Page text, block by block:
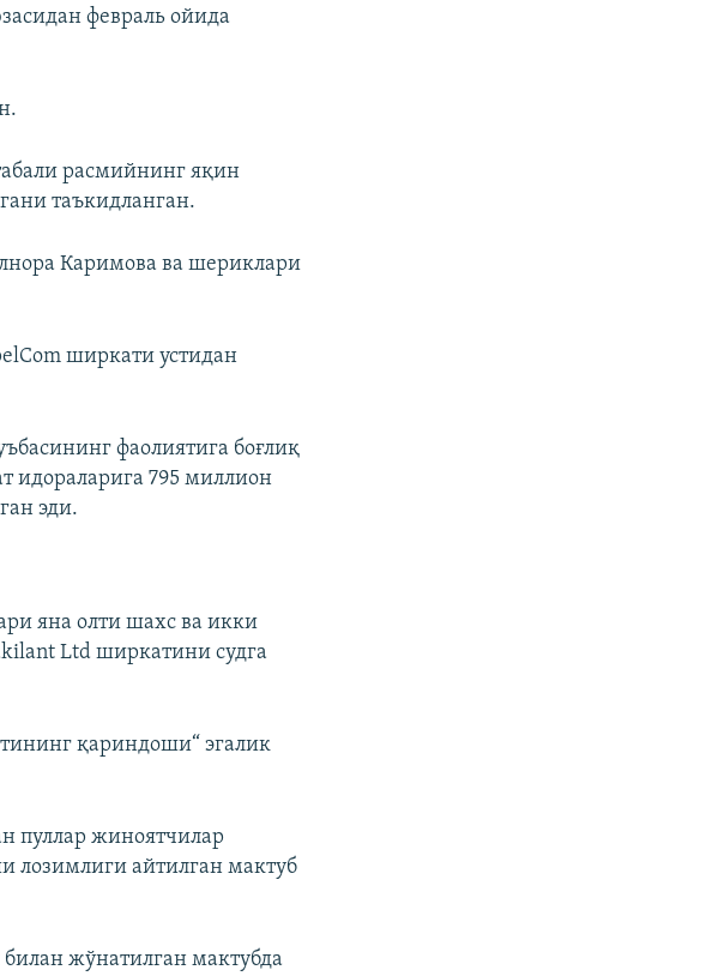
февраль ойида
расмийнинг яқин
таъкидланган.
Каримова ва шериклари
ширкати устидан
фаолиятига боғлиқ
795 миллион
эди.
яна олти шахс ва икки
Ltd ширкатини судга
қариндоши“ эгалик
пуллар жиноятчилар
лозимлиги айтилган мактуб
жўнатилган мактубда